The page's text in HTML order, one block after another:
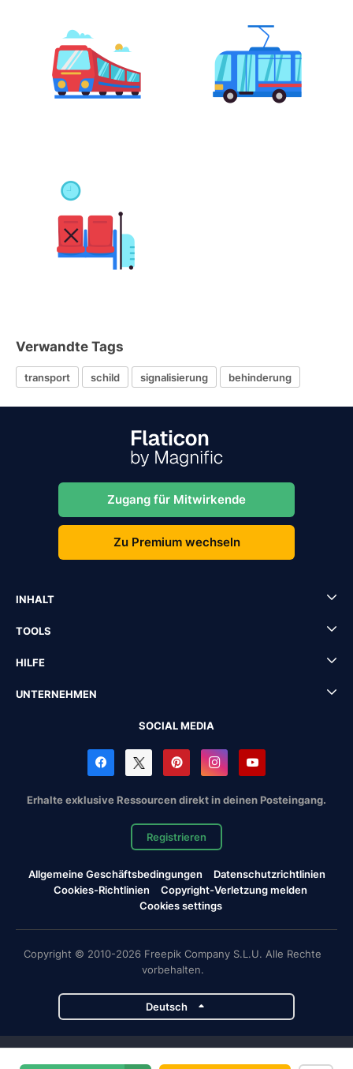
Verwandte Tags
transport schild signalisierung behinderung
Zugang für Mitwirkende
Zu Premium wechseln
INHALT
TOOLS
HILFE
UNTERNEHMEN
SOCIAL MEDIA
Erhalte exklusive Ressourcen direkt in deinen Posteingang.
Registrieren
Allgemeine Geschäftsbedingungen
Datenschutzrichtlinien
Cookies-Richtlinien
Copyright-Verletzung melden
Cookies settings
Copyright © 2010-2026 Freepik Company S.L.U. Alle Rechte
vorbehalten.
Deutsch